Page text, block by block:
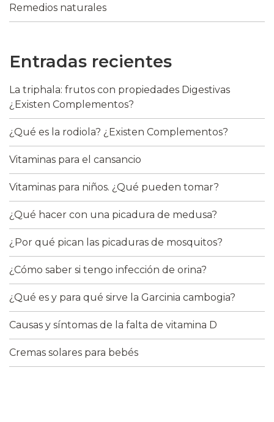
Remedios naturales
Entradas recientes
La triphala: frutos con propiedades Digestivas
¿Existen Complementos?
¿Qué es la rodiola? ¿Existen Complementos?
Vitaminas para el cansancio
Vitaminas para niños. ¿Qué pueden tomar?
¿Qué hacer con una picadura de medusa?
¿Por qué pican las picaduras de mosquitos?
¿Cómo saber si tengo infección de orina?
¿Qué es y para qué sirve la Garcinia cambogia?
Causas y síntomas de la falta de vitamina D
Cremas solares para bebés